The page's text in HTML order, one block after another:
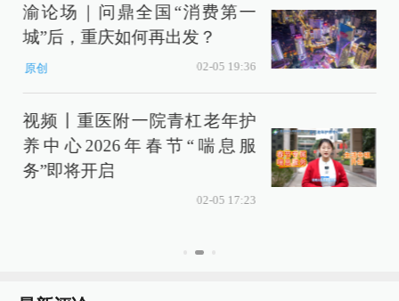
渝论场｜问鼎全国“消费第一
城”后，重庆如何再出发？
原创 02-05 19:36
视频丨重医附一院青杠老年护
养中心2026年春节“喘息服
务”即将开启
02-05 17:23